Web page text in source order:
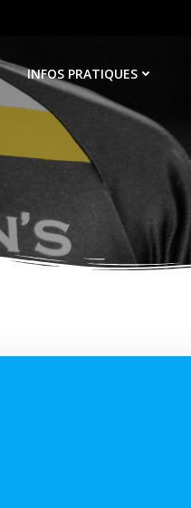
INFOS PRATIQUES